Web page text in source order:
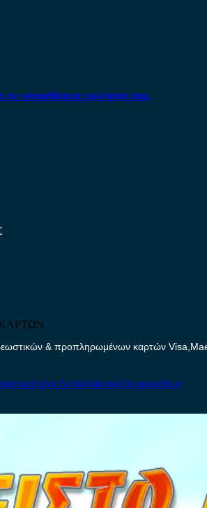
σε οποιαδήποτε ερώτηση σας.
& προπληρωμένων καρτών
Ανταλλακτικά Αυτοκινήτων